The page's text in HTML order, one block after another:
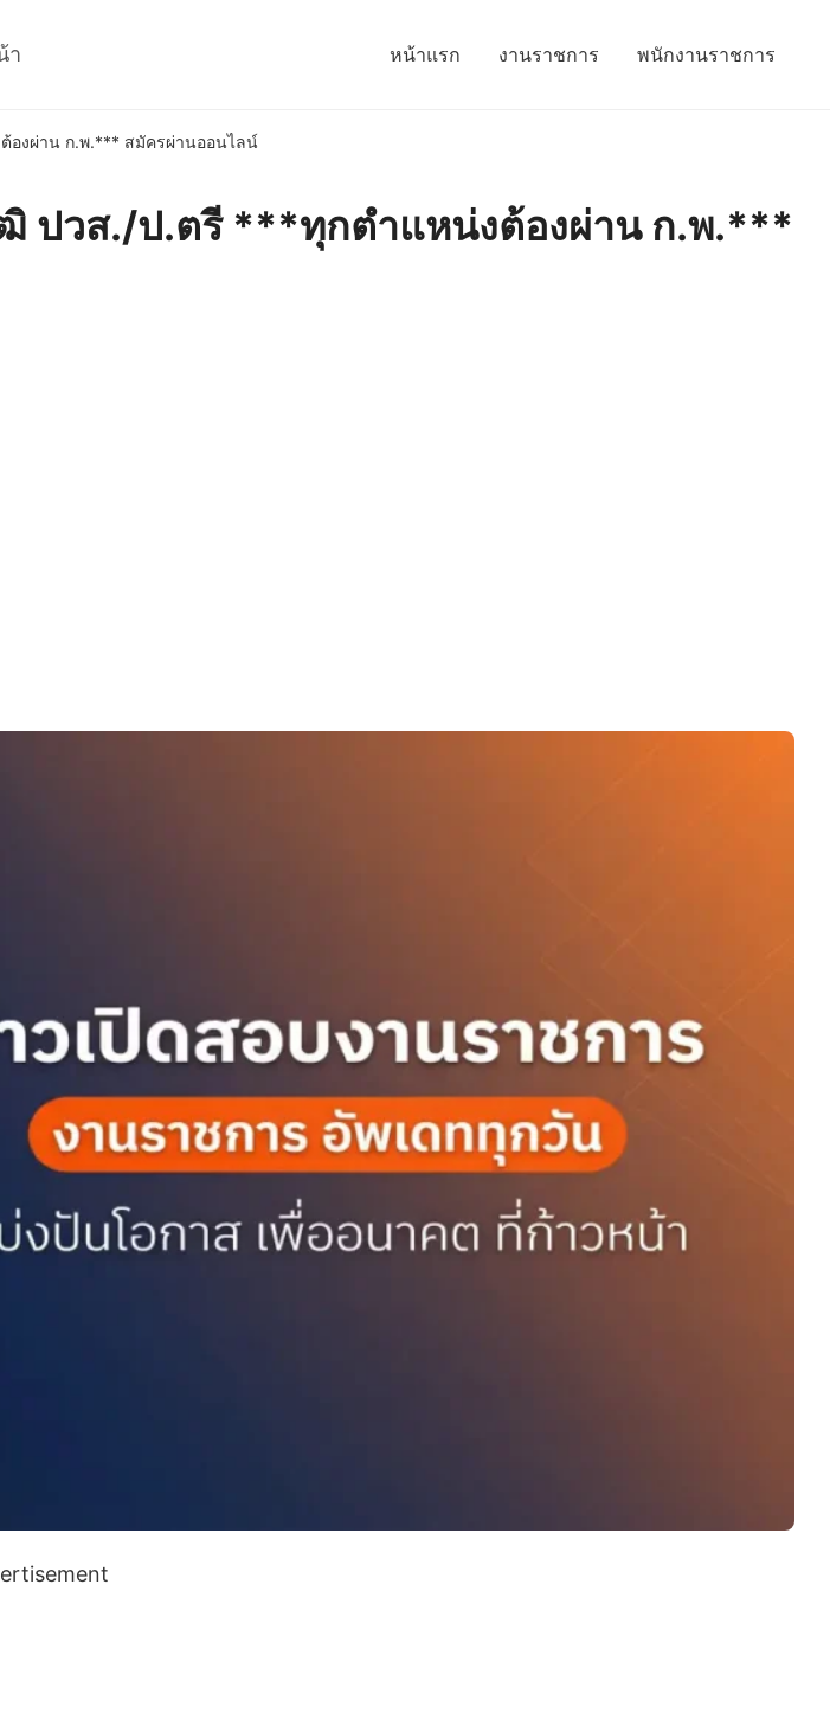
า หน้าแรก งานราชการ พนักงานราชการ
องผ่าน ก.พ.*** สมัครผ่านออนไลน์
ปวส./ป.ตรี ***ทุกตำแหน่งต้องผ่าน ก.พ.***